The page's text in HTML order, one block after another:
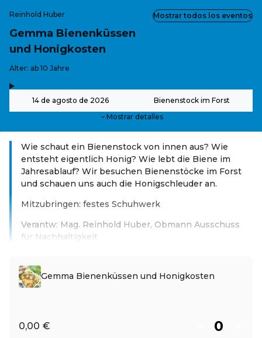
Reinhold Huber
Gemma Bienenküssen
und Honigkosten
-
Alter: ab 10 Jahre
14 de agosto de 2026 Bienenstock im Forst
Mostrar detalles
Mostrar todos los eventos
Wie schaut ein Bienenstock von innen aus? Wie
entsteht eigentlich Honig? Wie lebt die Biene im
Jahresablauf? Wir besuchen Bienenstöcke im Forst
und schauen uns auch die Honigschleuder an.
Mitzubringen: festes Schuhwerk
Verantw: Mag. Reinhold Huber, Obmann Ausschuss
für Nachhaltigkeit
Gemma Bienenküssen und Honigkosten
0,00 €